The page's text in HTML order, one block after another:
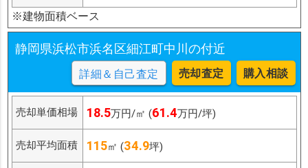
※建物面積ベース
静岡県浜松市浜名区細江町中川の付近
詳細＆自己査定 売却査定 購入相談
売却単価相場 18.5万円/㎡ (61.4万円/坪)
売却平均面積 115㎡ (34.9坪)